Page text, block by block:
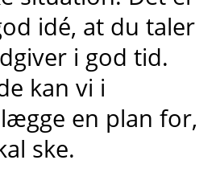
idé, at du taler
i god tid.
kan vi i
en plan for,
ske.